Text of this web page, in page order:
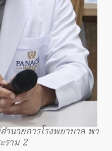
นวยการโรงพยาบาล พา
ราม 2